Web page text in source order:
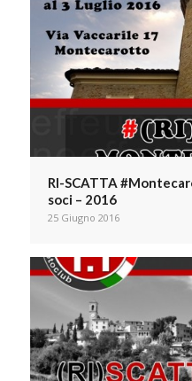
RI-SCATTA
soci – 2016
25 Giugno 2016